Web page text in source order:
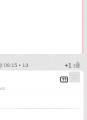
08:15 • 13